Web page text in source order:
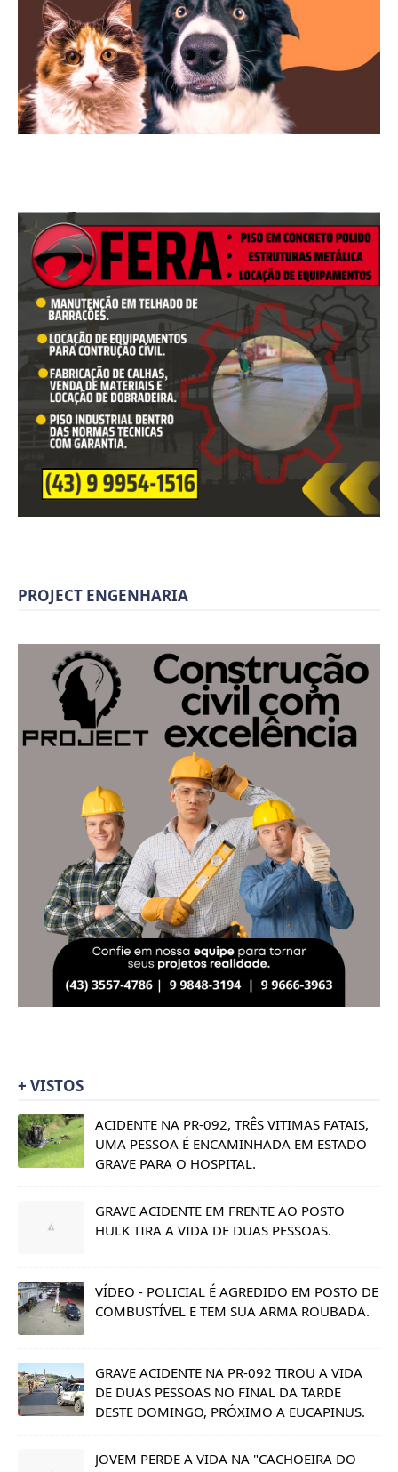
PROJECT ENGENHARIA
+ VISTOS
ACIDENTE NA PR-092, TRÊS VITIMAS FATAIS,
UMA PESSOA É ENCAMINHADA EM ESTADO
GRAVE PARA O HOSPITAL.
GRAVE ACIDENTE EM FRENTE AO POSTO
HULK TIRA A VIDA DE DUAS PESSOAS.
VÍDEO - POLICIAL É AGREDIDO EM POSTO DE
COMBUSTÍVEL E TEM SUA ARMA ROUBADA.
GRAVE ACIDENTE NA PR-092 TIROU A VIDA
DE DUAS PESSOAS NO FINAL DA TARDE
DESTE DOMINGO, PRÓXIMO A EUCAPINUS.
JOVEM PERDE A VIDA NA "CACHOEIRA DO